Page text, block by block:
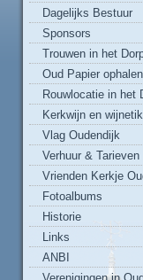
Dagelijks Bestuur
Sponsors
Trouwen in het
Oud Papier
Rouwlocatie in het
Kerkwijn en
Vlag Oudendijk
Verhuur & Tarieven
Vrienden Kerkje
Fotoalbums
Historie
Links
ANBI